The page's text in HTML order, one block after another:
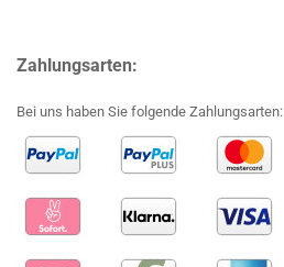
Zahlungsarten:
Bei uns haben Sie folgende Zahlungsarten: